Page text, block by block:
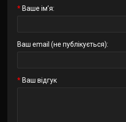
Ваше ім’я:
Ваш email (не публікується):
Ваш відгук